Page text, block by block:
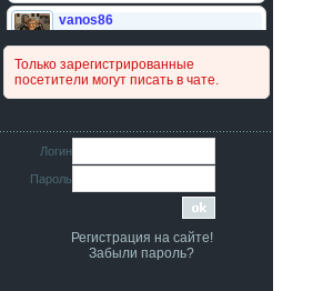
vanos86
сравнивал подушку акпп бензиновой и
дизельной машины намера
4578063AG и 4578061AG? По фото
iMrCoffeeBLR4
11 июля 2026
[b]era124[/b],
Ага понял буду знать спасибо
era124
7 июля 2026
Только зарегистрированные
посетители могут писать в чате.
Логин
Пароль
Регистрация на сайте!
Забыли пароль?